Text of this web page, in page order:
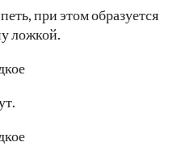
при этом образуется
ложкой.